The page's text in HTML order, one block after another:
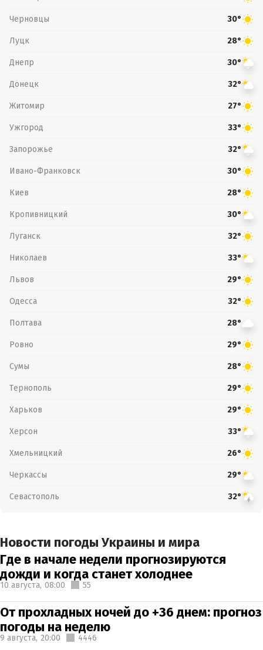
Черновцы 30°
Луцк 28°
Днепр 30°
Донецк 32°
Житомир 27°
Ужгород 33°
Запорожье 32°
Ивано-Франковск 30°
Киев 28°
Кропивницкий 30°
Луганск 32°
Николаев 33°
Львов 29°
Одесса 32°
Полтава 28°
Ровно 29°
Сумы 28°
Тернополь 29°
Харьков 29°
Херсон 33°
Хмельницкий 26°
Черкассы 29°
Севастополь 32°
Новости погоды Украины и мира
Где в начале недели прогнозируются
дожди и когда станет холоднее
10 августа, 08:00 55
От прохладных ночей до +36 днем: прогноз
погоды на неделю
9 августа, 20:00 4446